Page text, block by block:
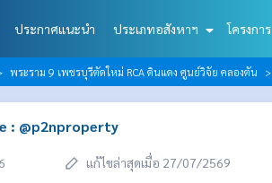
ประกาศแนะนำ ประเภทอสังหาฯ โครงการ
พระราม 9 เพชรบุรีตัดใหม่ RCA ดินแดง ศูนย์วิจัย คลองตัน
: @p2nproperty
แก้ไขล่าสุดเมื่อ 27/07/2569